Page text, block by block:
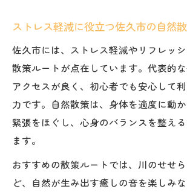
ストレス軽減に役立つ佐久市の自然
佐久市には、ストレス軽減やリフレッ
散策ルートが点在しています。代表的な
アクセスが良く、初心者でも安心して
力です。自然散策は、身体を適度に動
緊張をほぐし、心身のバランスを整え
ます。
おすすめの散策ルートでは、川のせせ
ど、自然が生み出す癒しの音を楽しみな